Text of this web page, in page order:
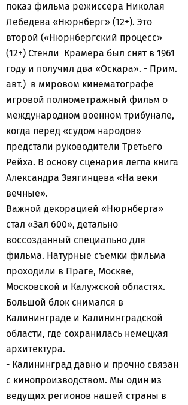
показ фильма режиссера Николая
Лебедева «Нюрнберг» (12+). Это
второй («Нюрнбергский процесс»
(12+) Стенли Крамера был снят в 1961
году и получил два «Оскара». - Прим.
авт.) в мировом кинематографе
игровой полнометражный фильм о
международном военном трибунале,
когда перед «судом народов»
предстали руководители Третьего
Рейха. В основу сценария легла книга
Александра Звягинцева «На веки
вечные».
Важной декорацией «Нюрнберга»
стал «Зал 600», детально
воссозданный специально для
фильма. Натурные съемки фильма
проходили в Праге, Москве,
Московской и Калужской областях.
Большой блок снимался в
Калининграде и Калининградской
области, где сохранилась немецкая
архитектура.
- Калининград давно и прочно связан
с кинопроизводством. Мы один из
ведущих регионов нашей страны в